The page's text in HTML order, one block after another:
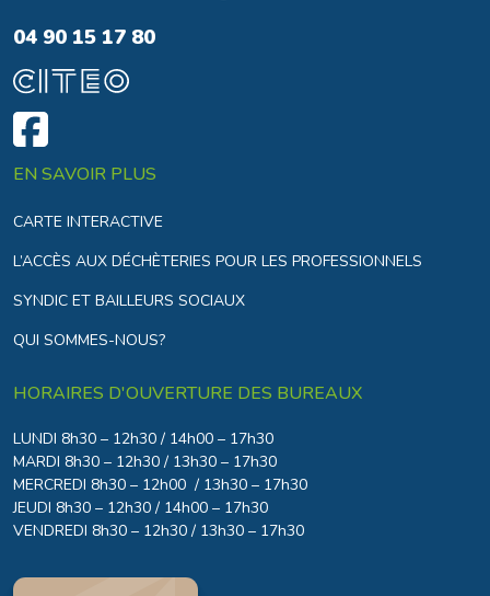
04 90 15 17 80
EN SAVOIR PLUS
CARTE INTERACTIVE
L’ACCÈS AUX DÉCHÈTERIES POUR LES PROFESSIONNELS
SYNDIC ET BAILLEURS SOCIAUX
QUI SOMMES-NOUS?
HORAIRES D'OUVERTURE DES BUREAUX
LUNDI 8h30 – 12h30 / 14h00 – 17h30
MARDI 8h30 – 12h30 / 13h30 – 17h30
MERCREDI 8h30 – 12h00 / 13h30 – 17h30
JEUDI 8h30 – 12h30 / 14h00 – 17h30
VENDREDI 8h30 – 12h30 / 13h30 – 17h30